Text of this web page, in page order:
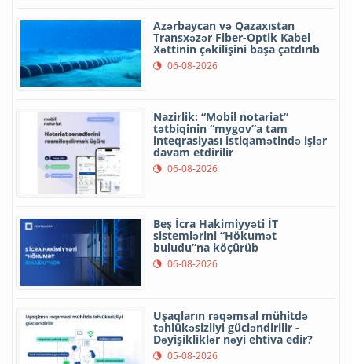
Azərbaycan və Qazaxıstan
Transxəzər Fiber-Optik Kabel
Xəttinin çəkilişini başa çatdırıb
06-08-2026
Nazirlik: “Mobil notariat”
tətbiqinin “mygov”a tam
inteqrasiyası istiqamətində işlər
davam etdirilir
06-08-2026
Beş İcra Hakimiyyəti İT
sistemlərini “Hökumət
buludu”na köçürüb
06-08-2026
Uşaqların rəqəmsal mühitdə
təhlükəsizliyi gücləndirilir -
Dəyişikliklər nəyi ehtiva edir?
05-08-2026